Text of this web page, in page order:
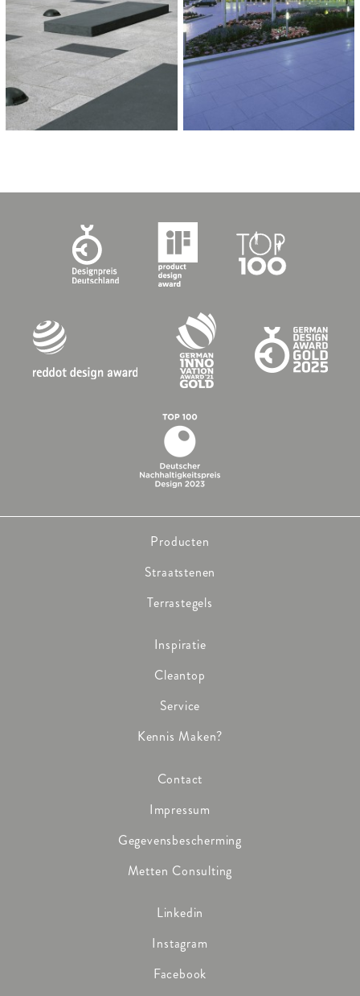
OPLEVERING:
2000
CATEGORIE:
Bedrijven
Producten
Straatstenen
Terrastegels
Inspiratie
Cleantop
Service
Kennis Maken?
Contact
Impressum
Gegevensbescherming
Metten Consulting
Linkedin
Instagram
Facebook